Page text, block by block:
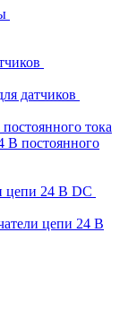
датчиков
тока
В постоянного
цепи 24 В DC
цепи 24 В